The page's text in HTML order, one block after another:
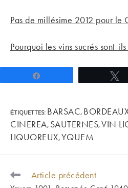
Pas de millésime 2012 pour le
Pourquoi les vins sucrés sont-
ÉTIQUETTES: BARSAC,
CINEREA, SAUTERNES, VIN
LIQUOREUX, YQUEM
READ
MORE
Article précédent